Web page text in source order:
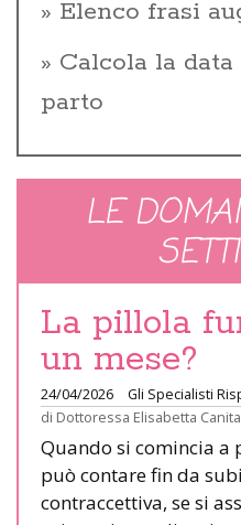
Elenco frasi
Calcola la
parto
LE
La pillola
un mese?
24/04/2026
Gli Specialisti
di Dottoressa Elisabetta
Quando si comincia a
può contare fin da
contraccettiva, se si